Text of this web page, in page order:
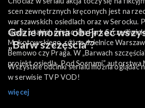
scen zewnętrznych kręconych jest na
warszawskich osiedlach oraz w Serocku.
ujęcia z takich miejsc jak: Park
Mokotowskiego, różne dzielnice
Bemowo czy Praga. W „Barwach
projekt osiedla „Pod Sosnami” autorstwa
Gdzie można obejrzeć
„Barw szczęścia”?
Wszystkie odcinki serialu można oglądać
w serwisie TVP VOD!
więcej